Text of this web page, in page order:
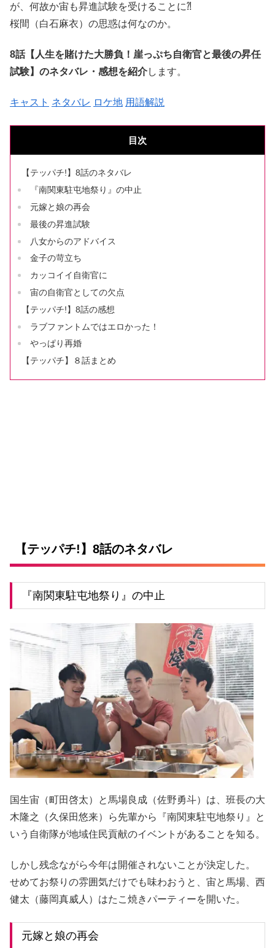
が、何故か宙も昇進試験を受けることに⁈
桜間（白石麻衣）の思惑は何なのか。
8話【人生を賭けた大勝負！崖っぷち自衛官と最後の昇任
試験】のネタバレ・感想を紹介します。
キャスト ネタバレ ロケ地 用語解説
目次
【テッパチ!】8話のネタバレ
『南関東駐屯地祭り』の中止
元嫁と娘の再会
最後の昇進試験
八女からのアドバイス
金子の苛立ち
カッコイイ自衛官に
宙の自衛官としての欠点
【テッパチ!】8話の感想
ラブファントムではエロかった！
やっぱり再婚
【テッパチ】８話まとめ
【テッパチ!】8話のネタバレ
『南関東駐屯地祭り』の中止
国生宙（町田啓太）と馬場良成（佐野勇斗）は、班長の大
木隆之（久保田悠来）ら先輩から『南関東駐屯地祭り』と
いう自衛隊が地域住民貢献のイベントがあることを知る。
しかし残念ながら今年は開催されないことが決定した。
せめてお祭りの雰囲気だけでも味わおうと、宙と馬場、西
健太（藤岡真威人）はたこ焼きパーティーを開いた。
元嫁と娘の再会